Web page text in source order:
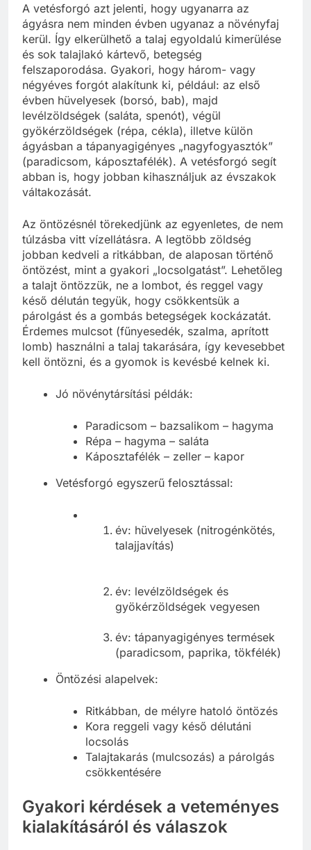
A vetésforgó azt jelenti, hogy ugyanarra az
ágyásra nem minden évben ugyanaz a növényfaj
kerül. Így elkerülhető a talaj egyoldalú kimerülése
és sok talajlakó kártevő, betegség
felszaporodása. Gyakori, hogy három- vagy
négyéves forgót alakítunk ki, például: az első
évben hüvelyesek (borsó, bab), majd
levélzöldségek (saláta, spenót), végül
gyökérzöldségek (répa, cékla), illetve külön
ágyásban a tápanyagigényes „nagyfogyasztók”
(paradicsom, káposztafélék). A vetésforgó segít
abban is, hogy jobban kihasználjuk az évszakok
váltakozását.
Az öntözésnél törekedjünk az egyenletes, de nem
túlzásba vitt vízellátásra. A legtöbb zöldség
jobban kedveli a ritkábban, de alaposan történő
öntözést, mint a gyakori „locsolgatást”. Lehetőleg
a talajt öntözzük, ne a lombot, és reggel vagy
késő délután tegyük, hogy csökkentsük a
párolgást és a gombás betegségek kockázatát.
Érdemes mulcsot (fűnyesedék, szalma, aprított
lomb) használni a talaj takarására, így kevesebbet
kell öntözni, és a gyomok is kevésbé kelnek ki.
Jó növénytársítási példák:
Paradicsom – bazsalikom – hagyma
Répa – hagyma – saláta
Káposztafélék – zeller – kapor
Vetésforgó egyszerű felosztással:
év: hüvelyesek (nitrogénkötés,
talajjavítás)
év: levélzöldségek és
gyökérzöldségek vegyesen
év: tápanyagigényes termések
(paradicsom, paprika, tökfélék)
Öntözési alapelvek:
Ritkábban, de mélyre hatoló öntözés
Kora reggeli vagy késő délutáni
locsolás
Talajtakarás (mulcsozás) a párolgás
csökkentésére
Gyakori kérdések a veteményes
kialakításáról és válaszok